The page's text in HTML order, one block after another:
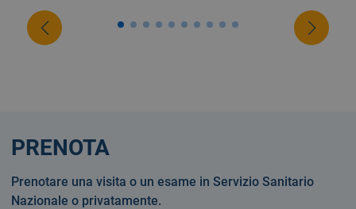
PRENOTA
Prenotare una visita o un esame in Servizio Sanitario
Nazionale o privatamente.